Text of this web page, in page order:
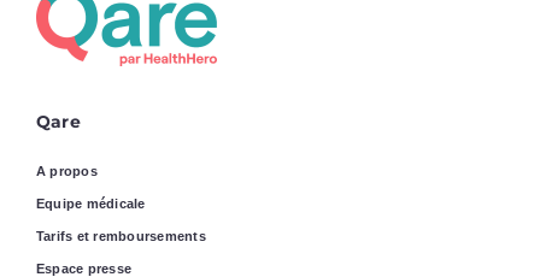
Qare
A propos
Equipe médicale
Tarifs et remboursements
Espace presse